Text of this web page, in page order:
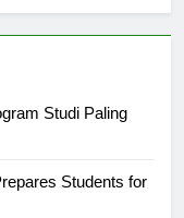
Studi Paling
Students for